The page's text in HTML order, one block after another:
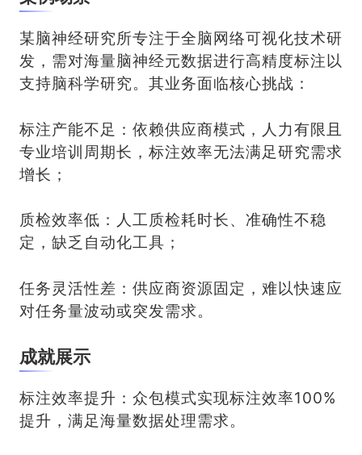
某脑神经研究所专注于全脑网络可视化技术研
发，需对海量脑神经元数据进行高精度标注以
支持脑科学研究。其业务面临核心挑战：
标注产能不足：依赖供应商模式，人力有限且
专业培训周期长，标注效率无法满足研究需求
增长；
质检效率低：人工质检耗时长、准确性不稳
定，缺乏自动化工具；
任务灵活性差：供应商资源固定，难以快速应
对任务量波动或突发需求。
成就展示
标注效率提升：众包模式实现标注效率100%
提升，满足海量数据处理需求。